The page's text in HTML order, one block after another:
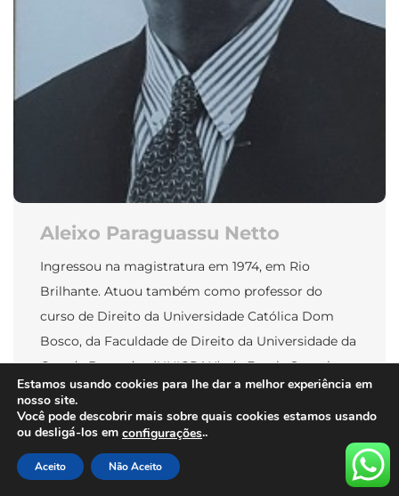
Aleixo Paraguassu Netto
Ingressou na magistratura em 1974, em Rio
Brilhante. Atuou também como professor do
curso de Direito da Universidade Católica Dom
Bosco, da Faculdade de Direito da Universidade da
Grande Dourados (UNIGRAN), da Escola Superior
da Magistratura de MS (ESMAGIS), da Escola de
Polícia do Distrito Federal. Em 1983 foi Secretário
de Estado de Segurança Pública; […]
Estamos usando cookies para lhe dar a melhor experiência em
nosso site.
Você pode descobrir mais sobre quais cookies estamos usando
ou desligá-los em configurações..
Aceito Não Aceito